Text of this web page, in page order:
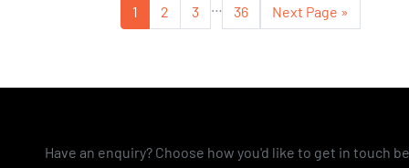
1 2 3 36 Next Page »
Have an enquiry? Choose how you'd like to get in touch